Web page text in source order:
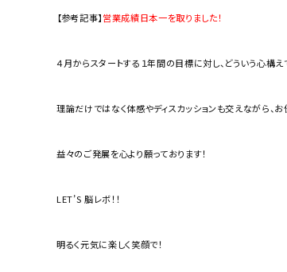
【参考記事】営業成績日本一を取りました！
４月からスタートする１年間の目標に対し、どういう心構
理論だけではなく体感やディスカッションも交えながら、お
益々のご発展を心より願っております！
LET’S 脳レボ！！
明るく元気に楽しく笑顔で！